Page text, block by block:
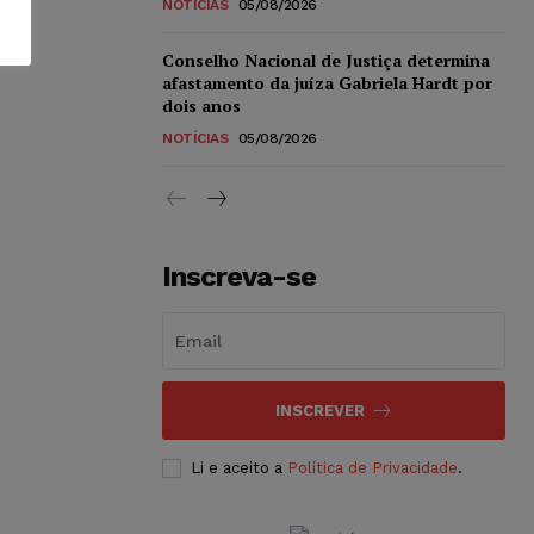
NOTÍCIAS 05/08/2026
Conselho Nacional de Justiça determina
afastamento da juíza Gabriela Hardt por
dois anos
NOTÍCIAS 05/08/2026
Inscreva-se
INSCREVER
Li e aceito a Política de Privacidade.